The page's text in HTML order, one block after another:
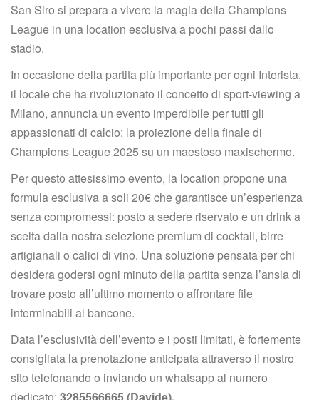
San Siro si prepara a vivere la magia della Champions
League in una location esclusiva a pochi passi dallo
tadio.
In occasione della partita più importante per ogni Interista,
il locale che ha rivoluzionato il concetto di sport-viewing a
Milano, annuncia un evento imperdibile per tutti gli
appassionati di calcio: la proiezione della finale di
Champions League 2025 su un maestoso maxischermo.
Per questo attesissimo evento, la location propone una
formula esclusiva a soli 20€ che garantisce un’esperienza
enza compromessi: posto a sedere riservato e un drink a
celta dalla nostra selezione premium di cocktail, birre
artigianali o calici di vino. Una soluzione pensata per chi
desidera godersi ogni minuto della partita senza l’ansia di
trovare posto all’ultimo momento o affrontare file
interminabili al bancone.
Data l’esclusività dell’evento e i posti limitati, è fortemente
consigliata la prenotazione anticipata attraverso il nostro
ito telefonando o inviando un whatsapp al numero
dedicato: 3285566665 (Davide).